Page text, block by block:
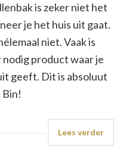
is zeker niet het
je het huis uit gaat.
niet. Vaak is
nodig product waar je
geeft. Dit is absoluut
Lees verder